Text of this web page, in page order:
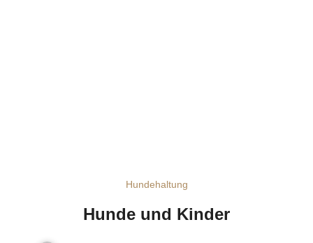
Hundehaltung
Hunde und Kinder